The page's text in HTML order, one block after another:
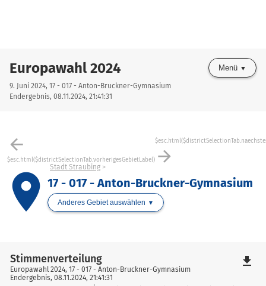
Europawahl 2024
9. Juni 2024, 17 - 017 - Anton-Bruckner-Gymnasium
Endergebnis, 08.11.2024, 21:41:31
Menü
arrow_back
$esc.html($districtSelectionTab.vorherigesGebietLabel) arrow_forward
place
Stadt Straubing
17 - 017 - Anton-Bruckner-Gymnasium
Anderes Gebiet auswählen
Stimmenverteilung
Europawahl 2024, 17 - 017 - Anton-Bruckner-Gymnasium
Endergebnis, 08.11.2024, 21:41:31
file_download